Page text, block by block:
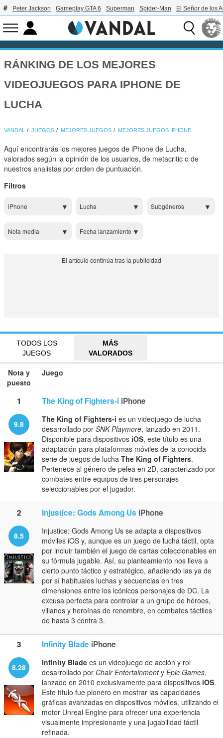
Peter Jackson Gameplay GTA 6 Superman Spider-Man El Señor de los
RÁNKING DE LOS MEJORES
VIDEOJUEGOS PARA IPHONE DE
LUCHA
VANDAL JUEGOS MEJORES JUEGOS MEJORES JUEGOS IPHONE
Aquí encontrarás los mejores juegos de iPhone de Lucha,
valorados según la opinión de los usuarios, de metacritic o de
nuestros analistas por orden de puntuación.
Filtros
iPhone Lucha Subgéneros
Nota media Fecha lanzamiento
TODOS LOS
JUEGOS
MÁS
VALORADOS
Nota y
puesto
Juego
1 The King of Fighters-i iPhone
9.8 The King of Fighters-i es un videojuego de lucha
desarrollado por SNK Playmore, lanzado en 2011.
Disponible para dispositivos iOS, este título es una
adaptación para plataformas móviles de la conocida
serie de juegos de lucha The King of Fighters.
Pertenece al género de pelea en 2D, caracterizado por
combates entre equipos de tres personajes
seleccionables por el jugador.
2 Injustice: Gods Among Us iPhone
8.5
Injustice: Gods Among Us se adapta a dispositivos
móviles iOS y, aunque es un juego de lucha táctil, opta
por incluir también el juego de cartas coleccionables en
su fórmula jugable. Así, su planteamiento nos lleva a
cierto punto táctico y estratégico, añadiendo las ya de
por sí habituales luchas y secuencias en tres
dimensiones entre los icónicos personajes de DC. La
excusa perfecta para controlar a un grupo de héroes,
villanos y heroínas de renombre, en combates táctiles
de hasta 3 contra 3.
3 Infinity Blade iPhone
8.28 Infinity Blade es un videojuego de acción y rol
desarrollado por Chair Entertainmenty Epic Games,
lanzado en 2010 exclusivamente para dispositivos iOS.
Este título fue pionero en mostrar las capacidades
gráficas avanzadas en dispositivos móviles, utilizando el
motor Unreal Engine para ofrecer una experiencia
visualmente impresionante y una jugabilidad táctil
refinada.